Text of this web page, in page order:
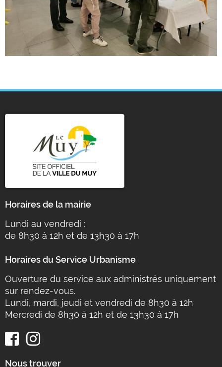
Horaires de la mairie
Lundi au vendredi :
de 8h30 à 12h et de 13h30 à 17h
Horaires du Service Urbanisme
Ouverture du service aux administrés uniquement
sur rendez-vous.
Lundi, mardi, jeudi et vendredi de 8h30 à 12h
Mercredi de 8h30 à 12h et de 13h30 à 17h
Nous trouver